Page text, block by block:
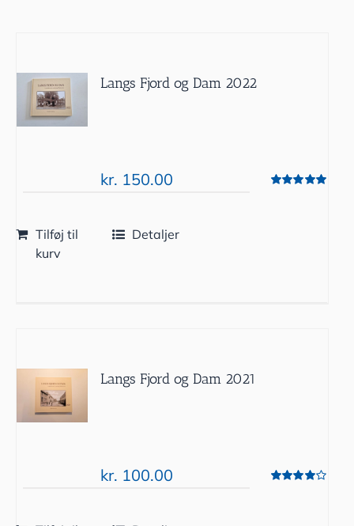
Langs Fjord og Dam 2022
kr. 150.00
Tilføj til
kurv
Detaljer
Langs Fjord og Dam 2021
kr. 100.00